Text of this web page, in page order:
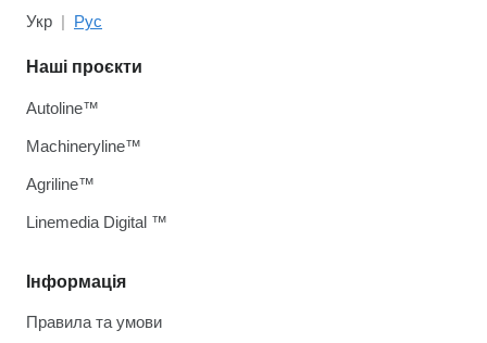
Укр Рус
Інформація
Правила та умови
Наші проєкти
Autoline™
Machineryline™
Agriline™
Linemedia Digital ™